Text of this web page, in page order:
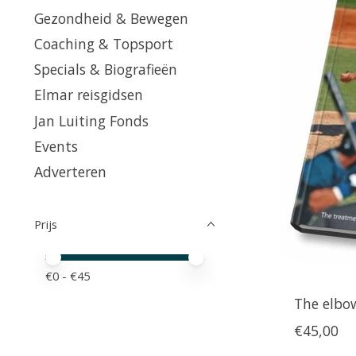
Gezondheid & Bewegen
Coaching & Topsport
Specials & Biografieën
Elmar reisgidsen
Jan Luiting Fonds
Events
Adverteren
Prijs
Minimale prijswaarde
Price maximum value
€0 - €45
The
€45,00